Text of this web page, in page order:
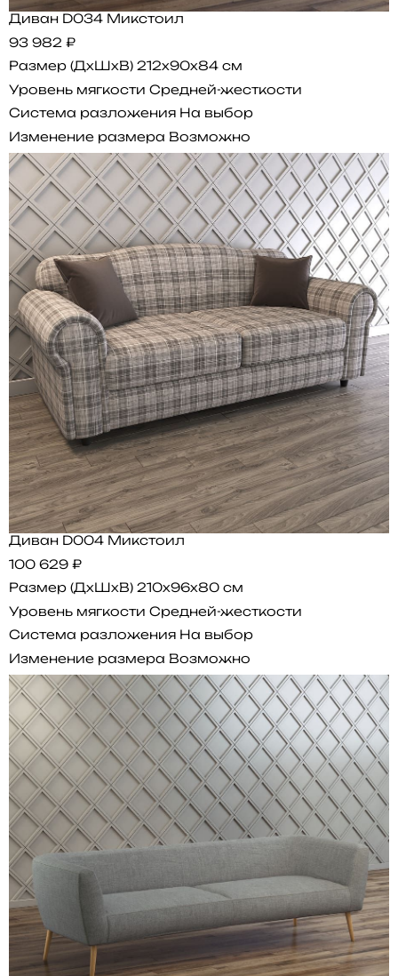
Диван D034 Микстоил
93 982 ₽
Размер (ДхШхВ) 212x90x84 см
Уровень мягкости Средней-жесткости
Система разложения На выбор
Изменение размера Возможно
Диван D004 Микстоил
100 629 ₽
Размер (ДхШхВ) 210x96x80 см
Уровень мягкости Средней-жесткости
Система разложения На выбор
Изменение размера Возможно